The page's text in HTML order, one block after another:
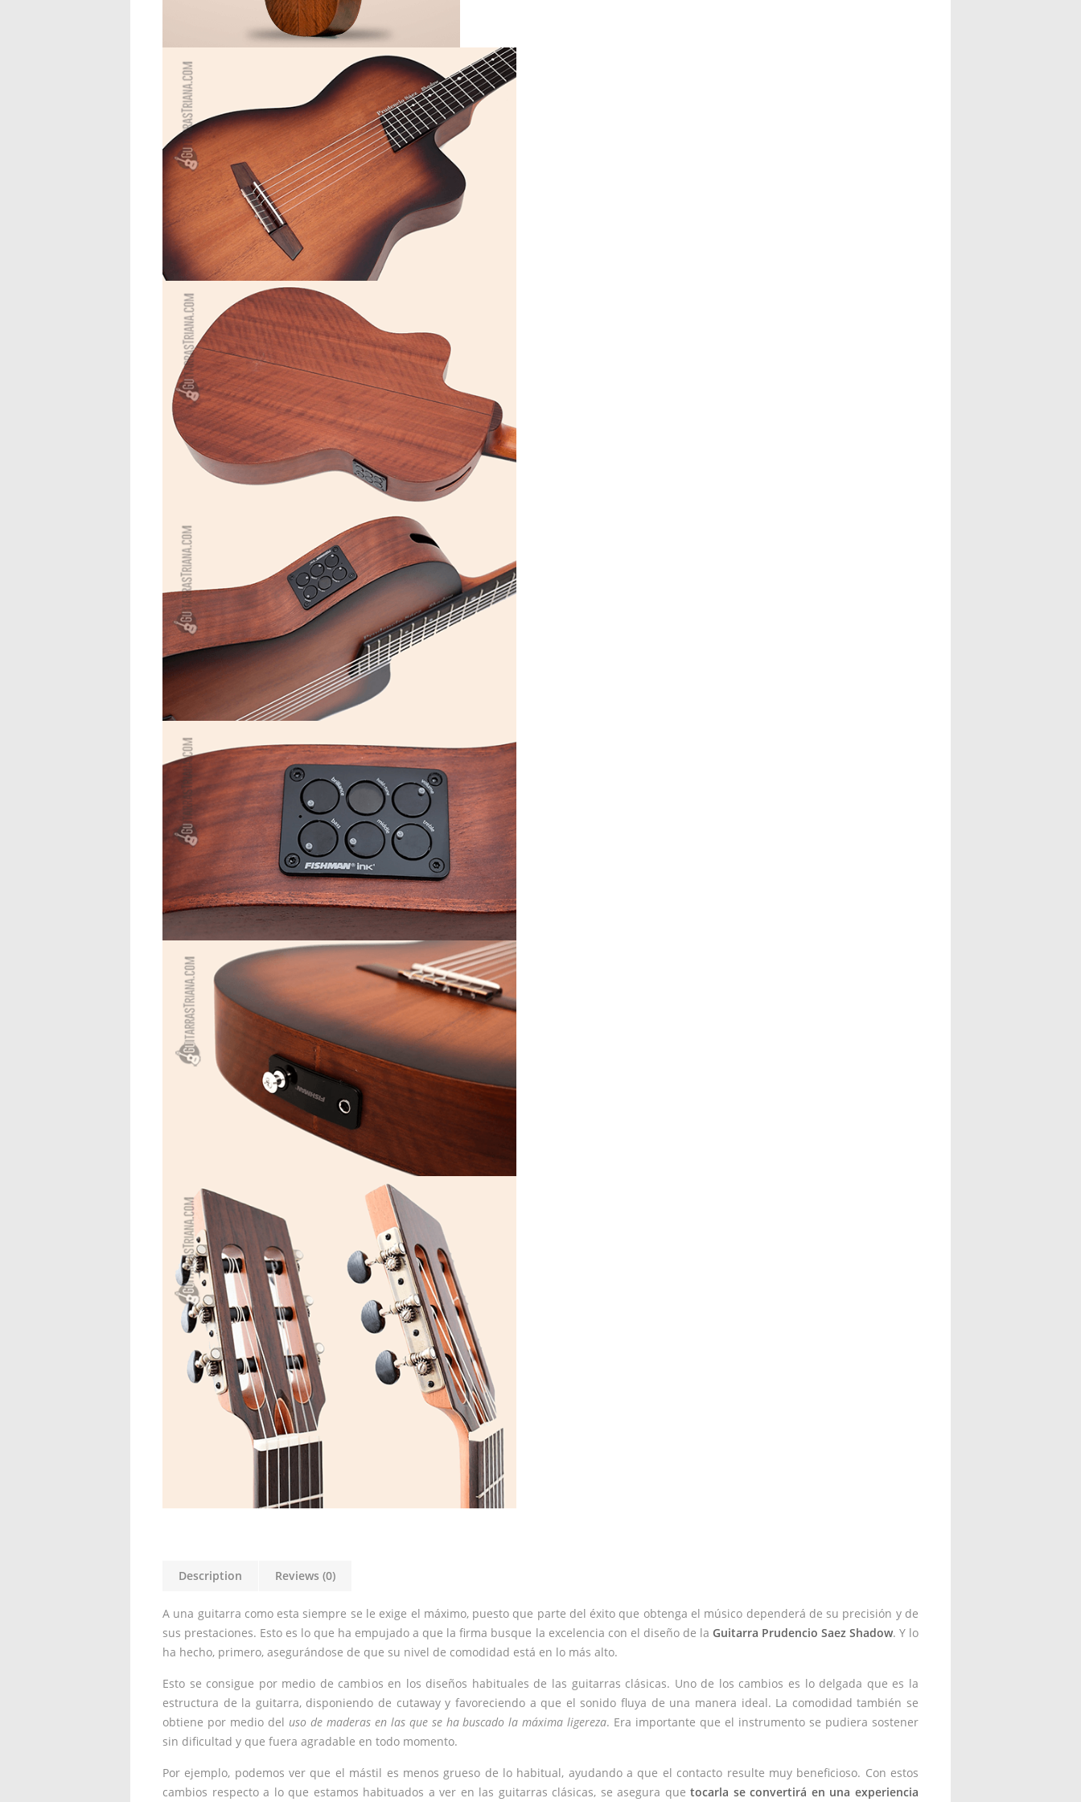
Description Reviews (0)
A una guitarra como esta siempre se le exige el máximo, puesto que parte del éxito que obtenga el músico dependerá de su precisión y de
sus prestaciones. Esto es lo que ha empujado a que la firma busque la excelencia con el diseño de la Guitarra Prudencio Saez Shadow. Y lo
ha hecho, primero, asegurándose de que su nivel de comodidad está en lo más alto.
Esto se consigue por medio de cambios en los diseños habituales de las guitarras clásicas. Uno de los cambios es lo delgada que es la
estructura de la guitarra, disponiendo de cutaway y favoreciendo a que el sonido fluya de una manera ideal. La comodidad también se
obtiene por medio del uso de maderas en las que se ha buscado la máxima ligereza. Era importante que el instrumento se pudiera sostener
sin dificultad y que fuera agradable en todo momento.
Por ejemplo, podemos ver que el mástil es menos grueso de lo habitual, ayudando a que el contacto resulte muy beneficioso. Con estos
cambios respecto a lo que estamos habituados a ver en las guitarras clásicas, se asegura que tocarla se convertirá en una experiencia